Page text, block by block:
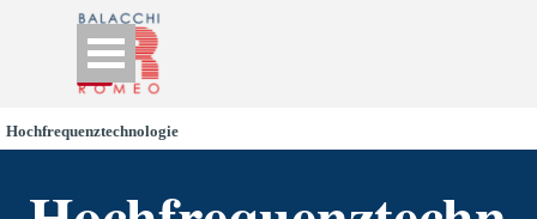
Go to content
Skip menu
Hochfrequenztechnologie